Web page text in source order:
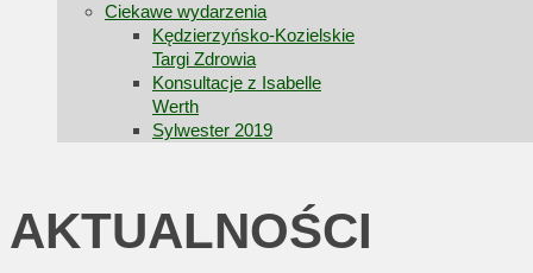
Ciekawe wydarzenia
Kędzierzyńsko-Kozielskie
Targi Zdrowia
Konsultacje z Isabelle
Werth
Sylwester 2019
AKTUALNOŚCI